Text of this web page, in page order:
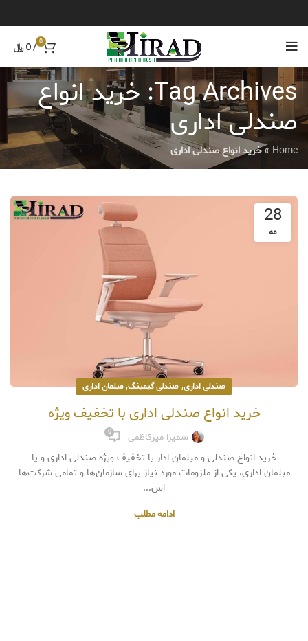
0
/
0 ﷼
Tag Archives: خرید انواع
صندلی اداری
Home
»خرید انواع صندلی اداری
28
مه
صندلی اداری, صندلی گیمینگ,مبلمان اداری
خرید انواع صندلی اداری با تخفیف ویژه
سمیرا میرکاظمی 0
خرید انواع صندلی و مبلمان ادار با تخفیف ویژه صندلی اداری و یا
مبلمان اداری، یکی از ملزومات مورد نیاز برای سازمان‌ها و تمامی شرکت‌ها
اس...
ادامه مطلب